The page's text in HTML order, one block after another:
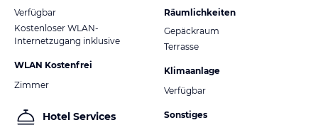
Verfügbar
Kostenloser WLAN-
Internetzugang inklusive
WLAN Kostenfrei
Zimmer
Hotel Services
Räumlichkeiten
Gepäckraum
Terrasse
Klimaanlage
Verfügbar
Sonstiges